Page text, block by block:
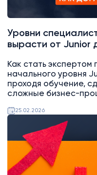
Уровни
вырасти от Junior
Как стать экспертом
начального уровня
проходя обучение,
сложные бизнес-
25.02.2026
Битрикс24